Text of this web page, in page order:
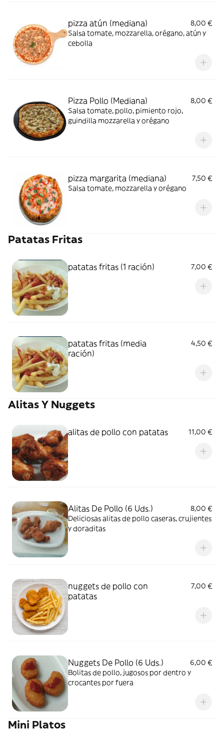
pizza atún (mediana)
8,00 €
Salsa tomate, mozzarella, orégano, atún y
cebolla
Pizza Pollo (Mediana)
8,00 €
Salsa tomate, pollo, pimiento rojo,
guindilla mozzarella y orégano
pizza margarita (mediana)
7,50 €
Salsa tomate, mozzarella y orégano
Patatas Fritas
patatas fritas (1 ración) 7,00 €
patatas fritas (media
ración)
4,50 €
Alitas Y Nuggets
alitas de pollo con patatas 11,00 €
Alitas De Pollo (6 Uds.)
8,00 €
Deliciosas alitas de pollo caseras, crujientes
y doraditas
nuggets de pollo con
patatas
7,00 €
Nuggets De Pollo (6 Uds.)
6,00 €
Bolitas de pollo, jugosos por dentro y
crocantes por fuera
Mini Platos